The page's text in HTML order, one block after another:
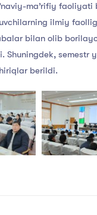
ma’rifiy faoliyati
ilmiy
bilan olib
semestr
berildi.